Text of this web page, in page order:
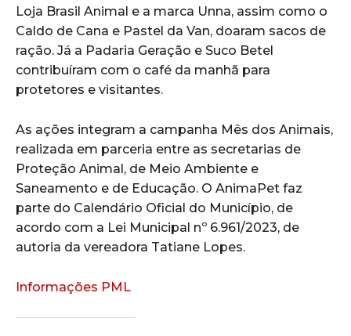
Loja Brasil Animal e a marca Unna, assim como o
Caldo de Cana e Pastel da Van, doaram sacos de
ração. Já a Padaria Geração e Suco Betel
contribuíram com o café da manhã para
protetores e visitantes.
As ações integram a campanha Mês dos Animais,
realizada em parceria entre as secretarias de
Proteção Animal, de Meio Ambiente e
Saneamento e de Educação. O AnimaPet faz
parte do Calendário Oficial do Município, de
acordo com a Lei Municipal nº 6.961/2023, de
autoria da vereadora Tatiane Lopes.
Informações PML